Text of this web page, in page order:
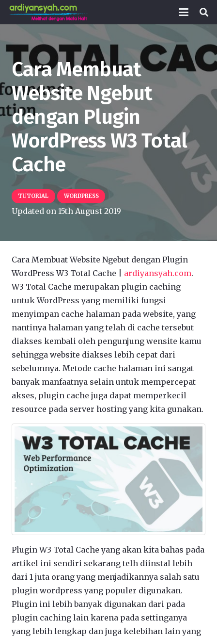
Cara Membuat
Website Ngebut
dengan Plugin
WordPress W3 Total
Cache
TUTORIAL WORDPRESS
Updated on 15th August 2019
Cara Membuat Website Ngebut dengan Plugin
WordPress W3 Total Cache | ardiyansyah.com.
W3 Total Cache merupakan plugin caching
untuk WordPress yang memiliki fungsi
menyimpan cache halaman pada website, yang
nantinya halaman yang telah di cache tersebut
diakses kembali oleh pengunjung wensite kamu
sehingga website diakses lebih cepat dari
sebelumnya. Metode cache halaman ini sangat
banyak manfaatnya selain untuk mempercepat
akses, plugin cache juga dapat memperkecil
resource pada server hosting yang kita gunakan.
Plugin W3 Total Cache yang akan kita bahas pada
artikel ini sendiri sekarang telh diinstal lebih
dari 1 juta orang yang menjadikannya salah satu
plugin wordpress yang populer digunakan.
Plugin ini lebih banyak digunakan dari pada
plugin caching lain karena pada settinganya
yang lebih lengkap dan juga kelebihan lain yang